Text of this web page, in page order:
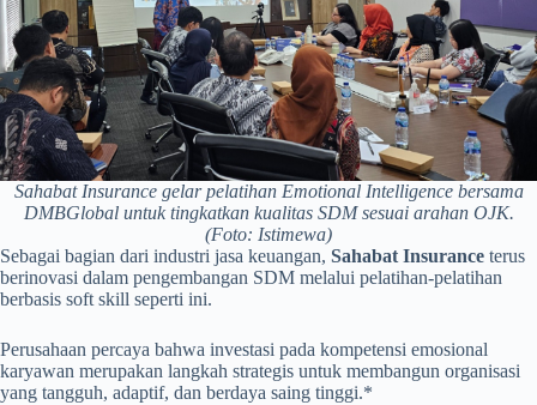
Sahabat Insurance gelar pelatihan Emotional Intelligence bersama
DMBGlobal untuk tingkatkan kualitas SDM sesuai arahan OJK.
(Foto: Istimewa)
Sebagai bagian dari industri jasa keuangan, Sahabat Insurance terus
berinovasi dalam pengembangan SDM melalui pelatihan-pelatihan
berbasis soft skill seperti ini.
Perusahaan percaya bahwa investasi pada kompetensi emosional
karyawan merupakan langkah strategis untuk membangun organisasi
yang tangguh, adaptif, dan berdaya saing tinggi.*